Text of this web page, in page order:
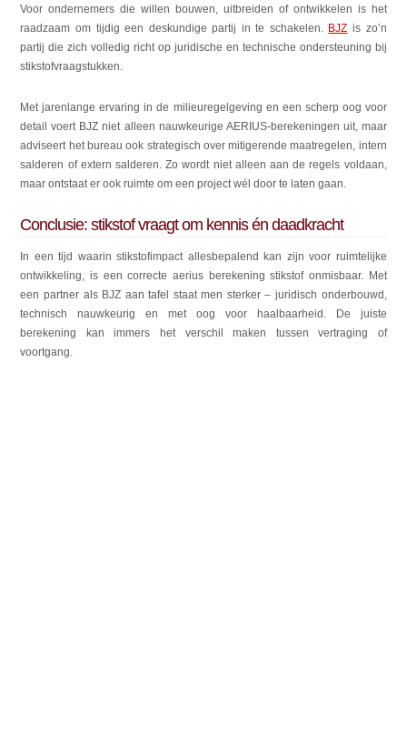
Voor ondernemers die willen bouwen, uitbreiden of ontwikkelen is het
raadzaam om tijdig een deskundige partij in te schakelen. BJZ is zo’n
partij die zich volledig richt op juridische en technische ondersteuning bij
stikstofvraagstukken.
Met jarenlange ervaring in de milieuregelgeving en een scherp oog voor
detail voert BJZ niet alleen nauwkeurige AERIUS-berekeningen uit, maar
adviseert het bureau ook strategisch over mitigerende maatregelen, intern
salderen of extern salderen. Zo wordt niet alleen aan de regels voldaan,
maar ontstaat er ook ruimte om een project wél door te laten gaan.
Conclusie: stikstof vraagt om kennis én daadkracht
In een tijd waarin stikstofimpact allesbepalend kan zijn voor ruimtelijke
ontwikkeling, is een correcte aerius berekening stikstof onmisbaar. Met
een partner als BJZ aan tafel staat men sterker – juridisch onderbouwd,
technisch nauwkeurig en met oog voor haalbaarheid. De juiste
berekening kan immers het verschil maken tussen vertraging of
voortgang.